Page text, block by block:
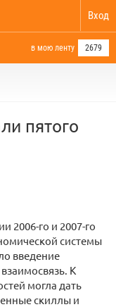
Вход
в мою ленту 2679
пятого
2006-го и 2007-го
системы
введение
К
могла дать
скиллы и